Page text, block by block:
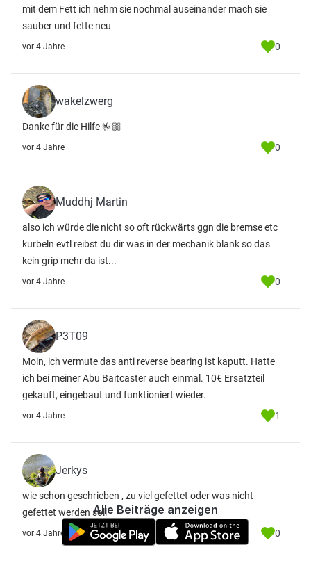
mit dem Fett ich nehm sie nochmal auseinander mach sie
sauber und fette neu
vor 4 Jahre 0
wakelzwerg
Danke für die Hilfe 🤟🏼
vor 4 Jahre 0
Muddhj Martin
also ich würde die nicht so oft rückwärts ggn die bremse etc
kurbeln evtl reibst du dir was in der mechanik blank so das
kein grip mehr da ist...
vor 4 Jahre 0
P3T09
Moin, ich vermute das anti reverse bearing ist kaputt. Hatte
ich bei meiner Abu Baitcaster auch einmal. 10€ Ersatzteil
gekauft, eingebaut und funktioniert wieder.
vor 4 Jahre 1
Jerkys
wie schon geschrieben , zu viel gefettet oder was nicht
gefettet werden soll
vor 4 Jahre 0
Alle Beiträge anzeigen